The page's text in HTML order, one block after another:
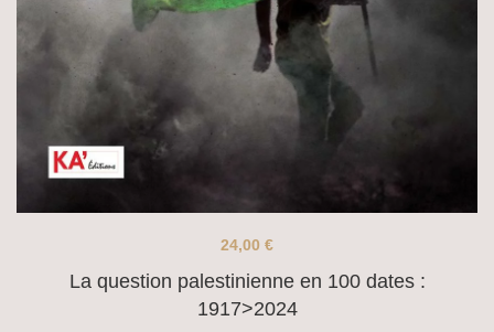
La question palestinienne en 100 dates :
1917>2024
24,00 €